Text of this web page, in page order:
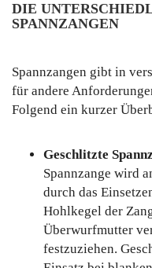
DIE
SPANNZANGEN
Spannzangen gibt in
für andere
Folgend ein kurzer
Geschlitzte
Spannzange wird
durch das
Hohlkegel der
Überwurfmutter
festzuziehen.